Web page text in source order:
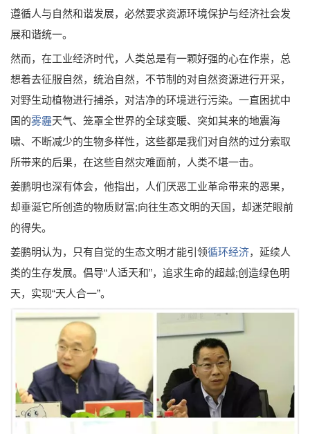
遵循人与自然和谐发展，必然要求资源环境保护与经济社会发
展和谐统一。
然而，在工业经济时代，人类总是有一颗好强的心在作祟，总
想着去征服自然，统治自然，不节制的对自然资源进行开采，
对野生动植物进行捕杀，对洁净的环境进行污染。一直困扰中
国的雾霾天气、笼罩全世界的全球变暖、突如其来的地震海
啸、不断减少的生物多样性，这些都是我们对自然的过分索取
所带来的后果，在这些自然灾难面前，人类不堪一击。
姜鹏明也深有体会，他指出，人们厌恶工业革命带来的恶果，
却垂涎它所创造的物质财富;向往生态文明的天国，却迷茫眼前
的得失。
姜鹏明认为，只有自觉的生态文明才能引领循环经济，延续人
类的生存发展。倡导“人适天和”，追求生命的超越;创造绿色明
天，实现“天人合一”。